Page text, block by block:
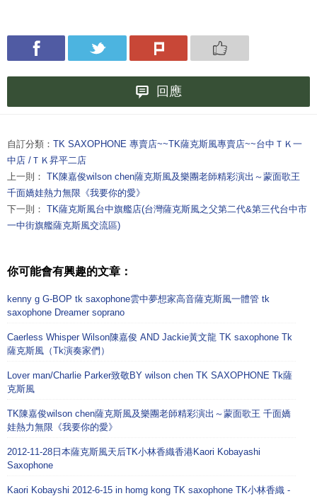
回應
自訂分類： TK SAXOPHONE 專賣店~~TK薩克斯風專賣店~~台中ＴＫ一
中店 /ＴＫ昇平二店
上一則： TK陳嘉俊wilson chen薩克斯風及樂團老師精彩演出～蒙面歌王
千面嬌娃熱力無限《我要你的愛》
下一則： TK薩克斯風台中旗艦店(台灣薩克斯風之父第二代&第三代台中市
一中街旗艦薩克斯風交流區)
你可能會有興趣的文章：
kenny g G-BOP tk saxophone雲中夢想家高音薩克斯風一體管 tk
saxophone Dreamer soprano
Caerless Whisper Wilson陳嘉俊 AND Jackie黃文龍 TK saxophone Tk
薩克斯風（Tk演奏家們）
Lover man/Charlie Parker致敬BY wilson chen TK SAXOPHONE Tk薩
克斯風
TK陳嘉俊wilson chen薩克斯風及樂團老師精彩演出～蒙面歌王 千面嬌
娃熱力無限《我要你的愛》
2012-11-28日本薩克斯風天后TK小林香織香港Kaori Kobayashi
Saxophone
Kaori Kobayshi 2012-6-15 in homg kong TK saxophone TK小林香織 -